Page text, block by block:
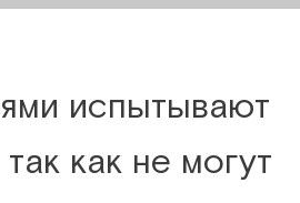
испытывают
как не могут